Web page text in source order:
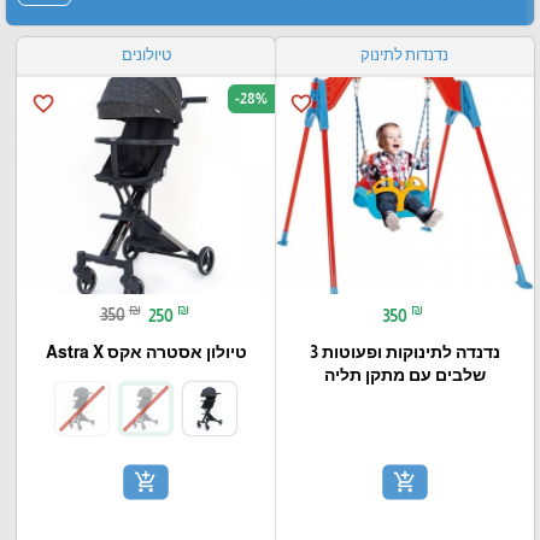
נדנדות לתינוק
favorite_border
350 ₪
נדנדה לתינוקות ופעוטות 3
שלבים עם מתקן תליה
add_shopping_cart
טיולונים
favorite_border -28%
350 ₪ 250 ₪
טיולון אסטרה אקס Astra X
add_shopping_cart